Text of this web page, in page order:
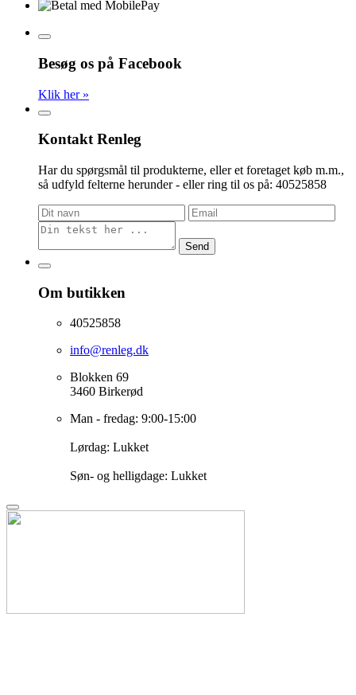
Besøg os på Facebook
Klik her »
Kontakt Renleg
Har du spørgsmål til produkterne, eller et foretaget køb m.m.,
så udfyld felterne herunder - eller ring til os på: 40525858
Send
Om butikken
40525858
info@renleg.dk
Blokken 69
3460 Birkerød
Man - fredag: 9:00-15:00
Lørdag: Lukket
Søn- og helligdage: Lukket